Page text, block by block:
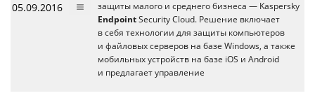
05.09.2016
защиты малого и среднего бизнеса — Kaspersky
Endpoint Security Cloud. Решение включает
в себя технологии для защиты компьютеров
и файловых серверов на базе Windows, а также
мобильных устройств на базе iOS и Android
и предлагает управление